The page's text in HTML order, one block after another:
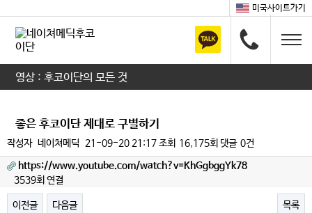
미국사이트가기
영상 : 후코이단의 모든 것
좋은 후코이단 제대로 구별하기
작성자 네이쳐메딕 21-09-20 21:17조회 16,175회 댓글 0건
https://www.youtube.com/watch?v=KhGgbggYk78
3539회 연결
이전글 다음글 목록